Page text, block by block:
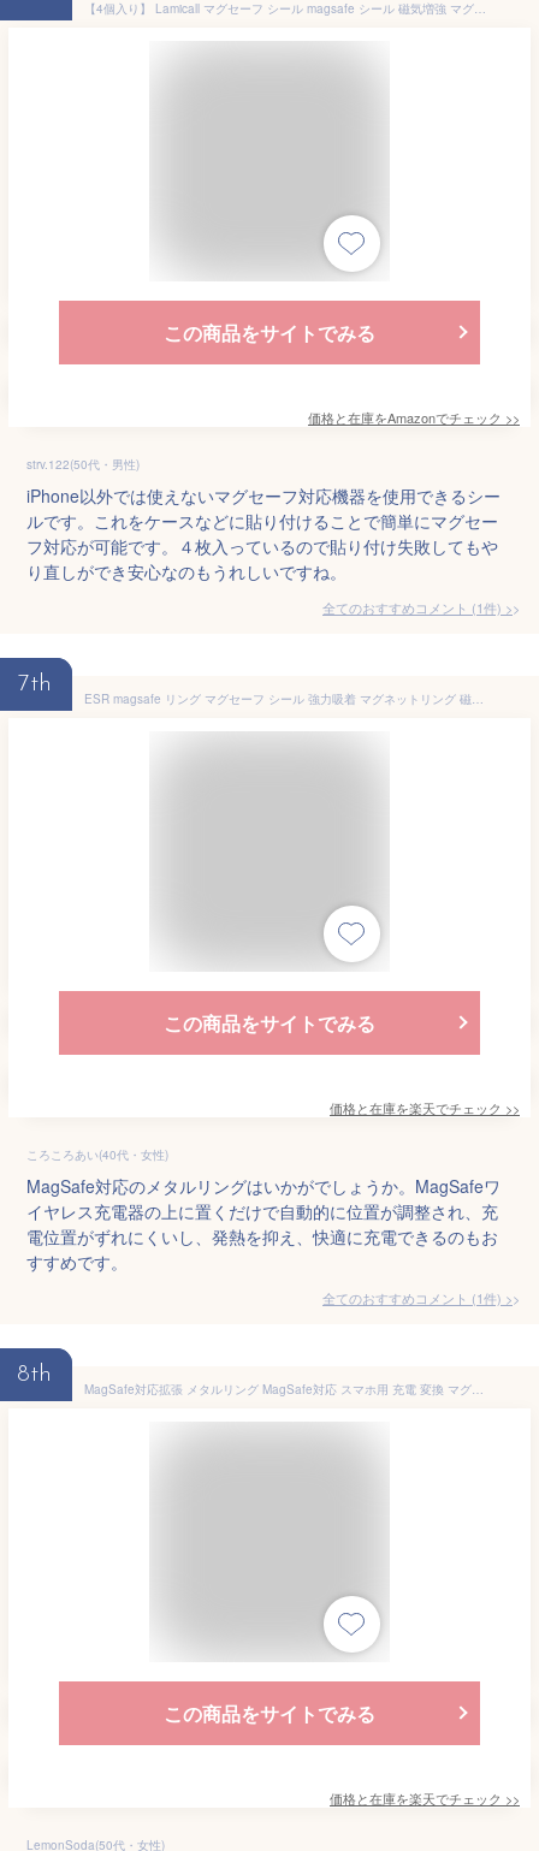
【4個入り】 Lamicall マグセーフ シール magsafe シール 磁気増強 マグセーフ リング マグネットシール MagSafe対応 メタルリング iphone マグネットシール アイホン 薄型 磁気リング 携帯 マグネットリング 磁石シール スマホリング iPhone 16 15 14 plus pro max pro ミニ X XR SE Pixel galaxy アンドロイド 対応
この商品をサイトでみる
価格と在庫をAmazonでチェック >>
strv.122(50代・男性)
iPhone以外では使えないマグセーフ対応機器を使用できるシー
ルです。これをケースなどに貼り付けることで簡単にマグセー
フ対応が可能です。４枚入っているので貼り付け失敗してもや
り直しができ安心なのもうれしいですね。
全てのおすすめコメント (1件) >
7th
ESR magsafe リング マグセーフ シール 強力吸着 マグネットリング 磁気ワイヤレス充電対応キット 超薄型 MagSafe対応メタルリ
この商品をサイトでみる
価格と在庫を楽天でチェック >>
ころころあい(40代・女性)
MagSafe対応のメタルリングはいかがでしょうか。MagSafeワ
イヤレス充電器の上に置くだけで自動的に位置が調整され、充
電位置がずれにくいし、発熱を抑え、快適に充電できるのもお
すすめです。
全てのおすすめコメント (1件) >
8th
MagSafe対応拡張 メタルリング MagSafe対応 スマホ用 充電 変換 マグセーフ シール メタル リング 金属 9色 車載 スマートフォン アイフォン galaxy アルミニウム合金 リングシール Android iPhone 14 iPhone13 iPhone12 MagSafe対応金属製リングステッカー magsafe リング
この商品をサイトでみる
価格と在庫を楽天でチェック >>
LemonSoda(50代・女性)